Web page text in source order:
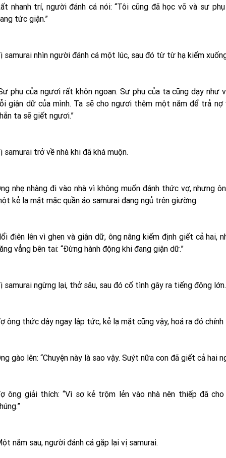
nhanh trí, người đánh cá nói: “Tôi cũng đã học võ và sư
tức giận.”
samurai nhìn người đánh cá một lúc, sau đó từ từ hạ kiếm
phụ của ngươi rất khôn ngoan. Sư phụ của ta cũng dạy
giận dữ của mình. Ta sẽ cho ngươi thêm một năm để trả
ta sẽ giết ngươi.”
samurai trở về nhà khi đã khá muộn.
nhẹ nhàng đi vào nhà vì không muốn đánh thức vợ, nhưng
kẻ lạ mặt mặc quần áo samurai đang ngủ trên giường.
điên lên vì ghen và giận dữ, ông nâng kiếm định giết cả hai,
vẳng bên tai: “Ðừng hành động khi đang giận dữ.”
samurai ngừng lại, thở sâu, sau đó cố tình gây ra tiếng động lớn.
ông thức dậy ngay lập tức, kẻ lạ mặt cũng vậy, hoá ra đó chính
gào lên: “Chuyện này là sao vậy. Suýt nữa con đã giết cả hai
ông giải thích: “Vì sợ kẻ trộm lẻn vào nhà nên thiếp đã
năm sau, người đánh cá gặp lại vị samurai.